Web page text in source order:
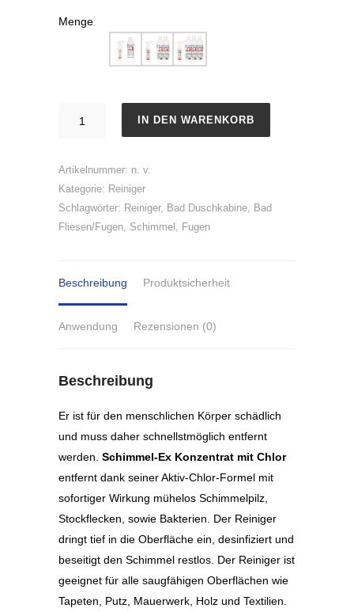
Menge
Menge
IN DEN WARENKORB
Artikelnummer: n. v.
Kategorie: Reiniger
Schlagwörter: Reiniger, Bad Duschkabine, Bad
Fliesen/Fugen, Schimmel , Fugen
Beschreibung Produktsicherheit
Anwendung Rezensionen (0)
Beschreibung
Er ist für den menschlichen Körper schädlich
und muss daher schnellstmöglich entfernt
werden. Schimmel-Ex Konzentrat mit Chlor
entfernt dank seiner Aktiv-Chlor-Formel mit
sofortiger Wirkung mühelos Schimmelpilz,
Stockflecken, sowie Bakterien. Der Reiniger
dringt tief in die Oberfläche ein, desinfiziert und
beseitigt den Schimmel restlos. Der Reiniger ist
geeignet für alle saugfähigen Oberflächen wie
Tapeten, Putz, Mauerwerk, Holz und Textilien.